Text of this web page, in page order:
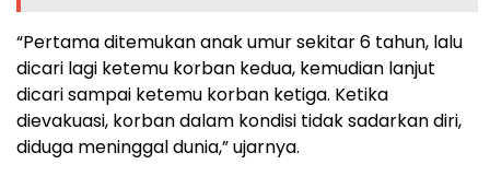
“Pertama ditemukan anak umur sekitar 6 tahun, lalu
dicari lagi ketemu korban kedua, kemudian lanjut
dicari sampai ketemu korban ketiga. Ketika
dievakuasi, korban dalam kondisi tidak sadarkan diri,
diduga meninggal dunia,” ujarnya.